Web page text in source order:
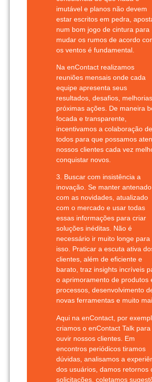
imutável e planos não devem
estar escritos em pedra,
num bom jogo de cintura para
mudar os rumos de acordo
os ventos é fundamental.
Na enContact realizamos
reuniões mensais onde cada
equipe apresenta seus
resultados, desafios,
próximas ações. De maneira
focada e transparente,
incentivamos a colaboração de
todos para que possamos
nossos clientes cada vez
conquistar novos.
3. Buscar com insistência a
inovação. Se manter antenado
com as novidades, atualizado
com o mercado e usar todas
essas informações para criar
soluções inéditas. Não é
necessário ir muito longe para
isso. Praticar a escuta ativa
clientes, além de eficiente e
barato, traz insights incríveis
o aprimoramento de produtos
processos, desenvolvimento
novas ferramentas e muito
Aqui na enContact , por
criamos o enContact Talk para
ouvir nossos clientes. Em
encontros periódicos tiramos
dúvidas, analisamos a
dos usuários, damos retornos
solicitações, coletamos